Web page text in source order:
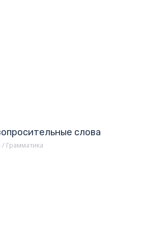
слова
/ Грамматика